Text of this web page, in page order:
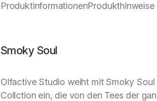
ProduktinformationenProdukthinweise
Smoky Soul
Olfactive Studio weiht mit Smoky
Collction ein, die von den Tees der